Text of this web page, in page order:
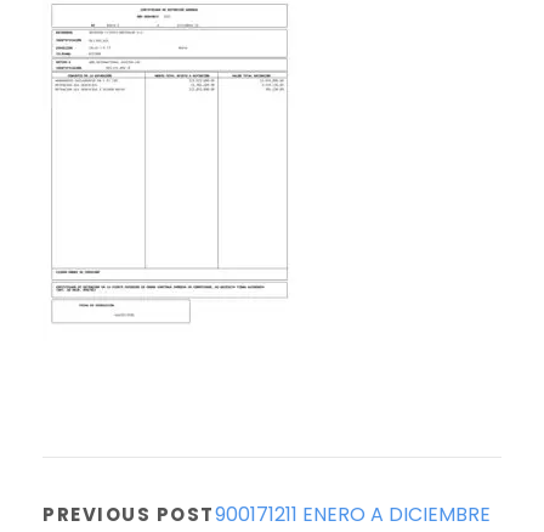
PREVIOUS POST900171211 ENERO A DICIEMBRE